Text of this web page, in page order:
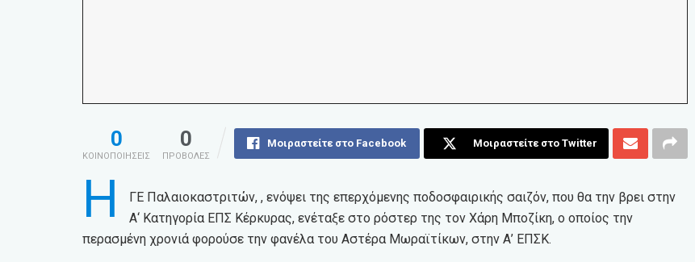
0
ΚΟΙΝΟΠΟΙΗΣΕΙΣ
0
ΠΡΟΒΟΛΕΣ
Μοιραστείτε στο Facebook Μοιραστείτε στο Twitter
Η
ΓΕ Παλαιοκαστριτών, , ενόψει της επερχόμενης ποδοσφαιρικής σαιζόν, που θα την βρει στην
Α‘ Κατηγορία ΕΠΣ Κέρκυρας, ενέταξε στο ρόστερ της τον Χάρη Μποζίκη, ο οποίος την
περασμένη χρονιά φορούσε την φανέλα του Αστέρα Μωραϊτίκων, στην Α’ ΕΠΣΚ.